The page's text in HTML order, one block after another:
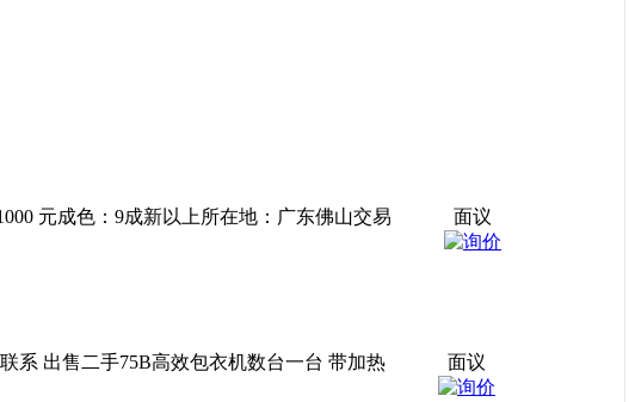
元成色：9成新以上所在地：广东佛山交易
面议
系 出售二手75B高效包衣机数台一台 带加热
面议